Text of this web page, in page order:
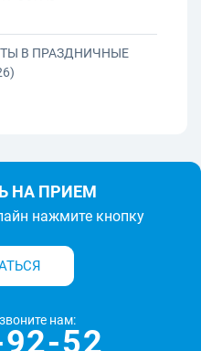
В ПРАЗДНИЧНЫЕ
НА ПРИЕМ
нажмите кнопку
нам:
52